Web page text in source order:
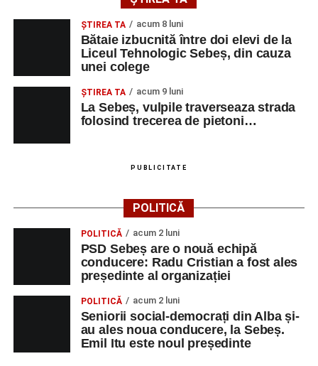
ŞTIREA TA acum 8 luni
Bătaie izbucnită între doi elevi de la
Liceul Tehnologic Sebeș, din cauza
unei colege
ŞTIREA TA acum 9 luni
La Sebeș, vulpile traverseaza strada
folosind trecerea de pietoni…
PUBLICITATE
POLITICĂ
POLITICĂ acum 2 luni
PSD Sebeș are o nouă echipă
conducere: Radu Cristian a fost ales
președinte al organizației
POLITICĂ acum 2 luni
Seniorii social-democrați din Alba și-
au ales noua conducere, la Sebeș.
Emil Itu este noul președinte